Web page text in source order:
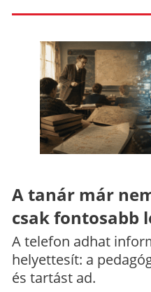
A tanár már
csak fontosabb
A telefon adhat
helyettesít: a
és tartást ad.